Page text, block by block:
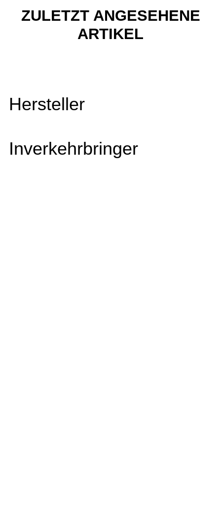
ZULETZT ANGESEHENE
ARTIKEL
Hersteller
Inverkehrbringer